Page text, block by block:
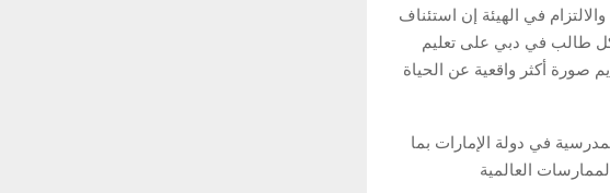
في الهيئة إن استئناف
طالب في دبي على تعليم
صورة أكثر واقعية عن الحياة
في دولة الإمارات بما
العالمية